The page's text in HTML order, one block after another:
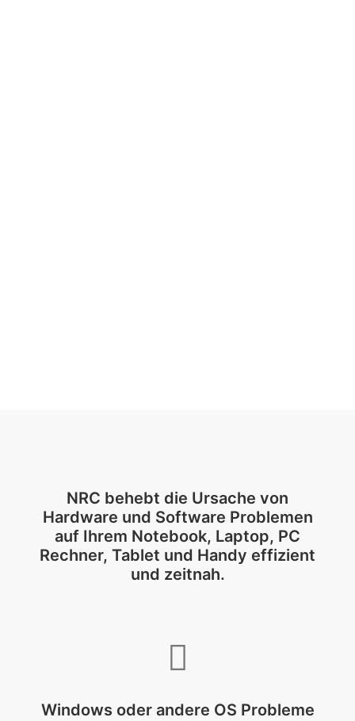
NRC behebt die Ursache von
Hardware und Software Problemen
auf Ihrem Notebook, Laptop, PC
Rechner, Tablet und Handy effizient
und zeitnah.
Windows oder andere OS Probleme